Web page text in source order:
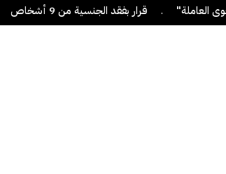
. قرار بفقد الجنسية من 9 أشخاص .